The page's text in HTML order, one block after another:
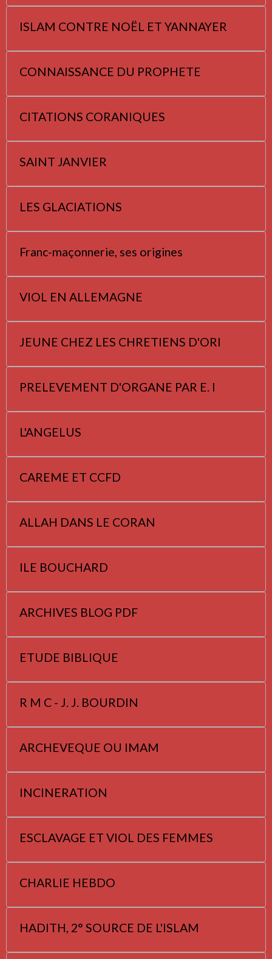
ISLAM CONTRE NOËL ET YANNAYER
CONNAISSANCE DU PROPHETE
CITATIONS CORANIQUES
SAINT JANVIER
LES GLACIATIONS
Franc-maçonnerie, ses origines
VIOL EN ALLEMAGNE
JEUNE CHEZ LES CHRETIENS D'ORI
PRELEVEMENT D'ORGANE PAR E. I
L'ANGELUS
CAREME ET CCFD
ALLAH DANS LE CORAN
ILE BOUCHARD
ARCHIVES BLOG PDF
ETUDE BIBLIQUE
R M C - J. J. BOURDIN
ARCHEVEQUE OU IMAM
INCINERATION
ESCLAVAGE ET VIOL DES FEMMES
CHARLIE HEBDO
HADITH, 2° SOURCE DE L'ISLAM